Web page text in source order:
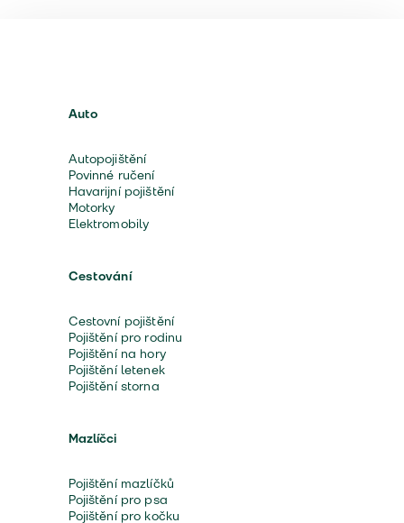
Auto
Autopojištění
Povinné ručení
Havarijní pojištění
Motorky
Elektromobily
Cestování
Cestovní pojištění
Pojištění pro rodinu
Pojištění na hory
Pojištění letenek
Pojištění storna
Mazlíčci
Pojištění mazlíčků
Pojištění pro psa
Pojištění pro kočku